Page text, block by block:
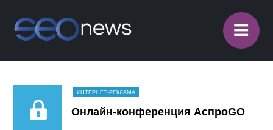
≡
ИНТЕРНЕТ-РЕКЛАМА
Онлайн-конференция АспроGO